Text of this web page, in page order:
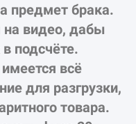
предмет брака.
на видео, дабы
подсчёте.
всё
для разгрузки,
товара.